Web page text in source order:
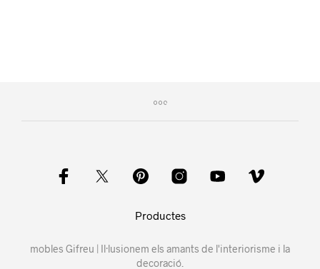
Productes
mobles Gifreu | Il·lusionem els amants de l'interiorisme i la
decoració.